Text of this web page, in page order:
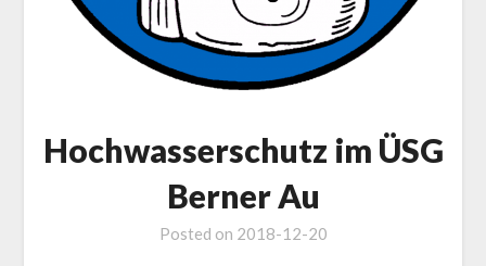
Hochwasserschutz im ÜSG
Berner Au
Posted on 2018-12-20